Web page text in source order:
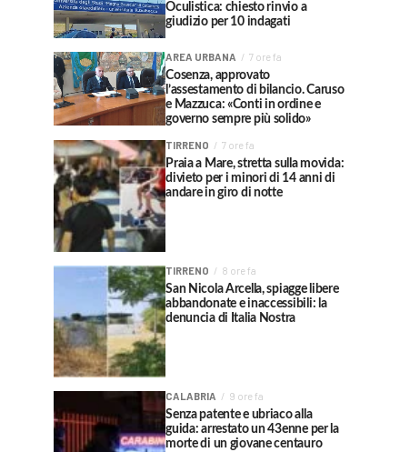
Oculistica: chiesto rinvio a
giudizio per 10 indagati
AREA URBANA 7 ore fa
Cosenza, approvato
l’assestamento di bilancio. Caruso
e Mazzuca: «Conti in ordine e
governo sempre più solido»
TIRRENO 7 ore fa
Praia a Mare, stretta sulla movida:
divieto per i minori di 14 anni di
andare in giro di notte
TIRRENO 8 ore fa
San Nicola Arcella, spiagge libere
abbandonate e inaccessibili: la
denuncia di Italia Nostra
CALABRIA 9 ore fa
Senza patente e ubriaco alla
guida: arrestato un 43enne per la
morte di un giovane centauro